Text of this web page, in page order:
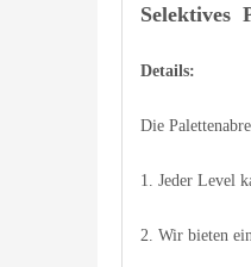
Selektives
Details:
Die
1. Jeder Level
2. Wir bieten